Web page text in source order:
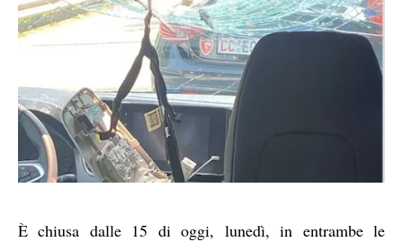
È chiusa dalle 15 di oggi, lunedì, in entrambe le